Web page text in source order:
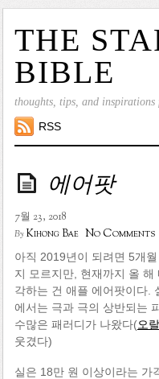
THE
BIBLE
thoughts, tips, and
RSS
에어팟
7월 23, 2018
ByKihong Bae No Comments
아직 2019년이 되려면 5개
지 모르지만, 현재까지 올
각하는 건 애플 에어팟이다.
에서는 극과 극의 상반되는
수많은 패러디가 나왔다(오
웃겼다)
실은 18만 원 이상이라는 가